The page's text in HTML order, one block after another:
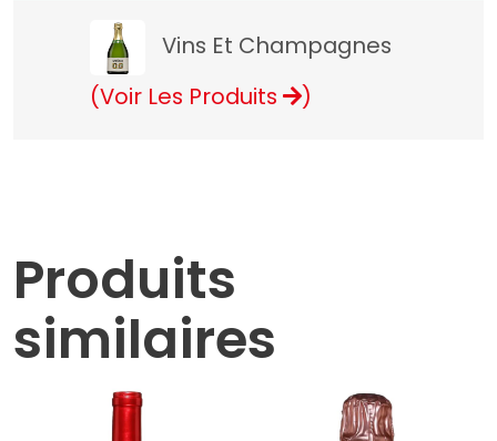
Vins Et Champagnes
(Voir Les Produits
)
Produits
similaires